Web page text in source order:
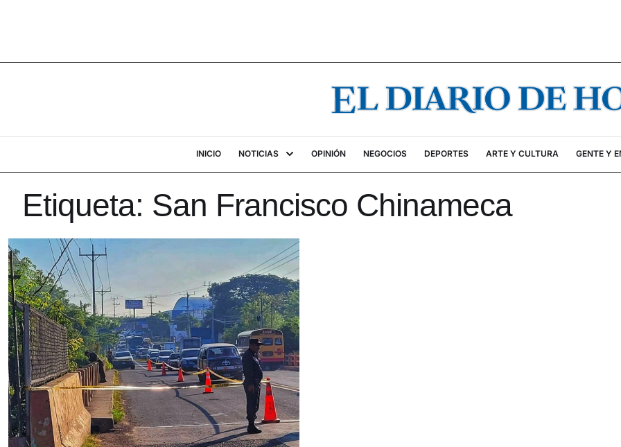
INICIO NOTICIAS OPINIÓN NEGOCIOS DEPORTES ARTE Y CULTURA GENTE Y
Etiqueta: San Francisco Chinameca